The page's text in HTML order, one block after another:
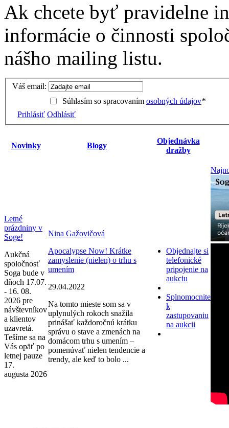
Ak chcete byť pravidelne
informácie o činnosti
nášho mailing listu.
Váš email:
Súhlasím so spracovaním osobných údajov*
Prihlásiť Odhlásiť
Novinky Blogy
Objednávka
dražby
Letné
prázdniny v
Soge!
Aukčná
spoločnosť
Soga bude v
dňoch 17.07.
- 16. 08.
2026 pre
návštevníkov
a klientov
uzavretá.
Tešíme sa na
Vás opäť po
letnej pauze
17.
augusta 2026
Nina Gažovičová
Apocalypse Now! Krátke
zamyslenie (nielen) o trhu s
umením
29.04.2022
Na tomto mieste som sa v
uplynulých rokoch snažila
prinášať každoročnú krátku
správu o stave a zmenách na
domácom trhu s umením –
pomenúvať nielen tendencie a
trendy, ale keď to bolo ...
Objednajte si
telefonické
pripojenie na
aukciu
Splnomocnite
k
zastupovaniu
na aukcii